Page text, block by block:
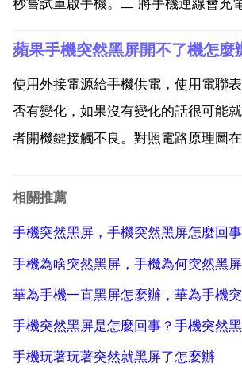
1 手機關機狀態下同時按住 電源鍵 和
recovery模式。...
使用外接電源給手機供電，使用電聯
否有變化，如果沒有變化的話很可能
者開機鍵接觸不良。對照電路原理圖
機宕機了，也電池沒電了。可以嘗試插
相關推薦
手機突然黑屏，手機突然黑屏怎麼回事
手機為啥突然黑屏，手機為何突然黑屏
手機突然黑屏是怎麼回事？手機突然
手機玩著玩著突然就黑屏了怎麼辦